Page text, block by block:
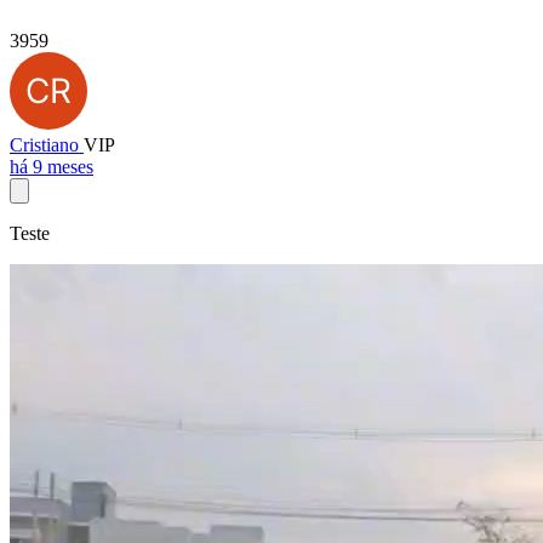
3959
Cristiano VIP
há 9 meses
Teste